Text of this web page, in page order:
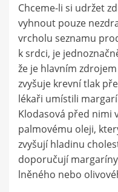
Chceme-li si udržet
vyhnout pouze
vrcholu seznamu
k srdci, je
že je hlavním
zvyšuje krevní tlak
lékaři umístili
Klodasová před nimi
palmovému oleji,
zvyšují hladinu
doporučují
lněného nebo